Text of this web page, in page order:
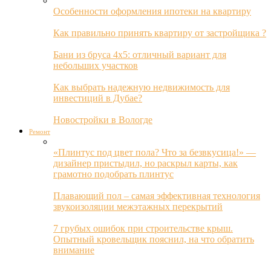
Особенности оформления ипотеки на квартиру
Как правильно принять квартиру от застройщика ?
Бани из бруса 4х5: отличный вариант для
небольших участков
Как выбрать надежную недвижимость для
инвестиций в Дубае?
Новостройки в Вологде
Ремонт
«Плинтус под цвет пола? Что за безвкусица!» —
дизайнер пристыдил, но раскрыл карты, как
грамотно подобрать плинтус
Плавающий пол – самая эффективная технология
звукоизоляции межэтажных перекрытий
7 грубых ошибок при строительстве крыш.
Опытный кровельщик пояснил, на что обратить
внимание